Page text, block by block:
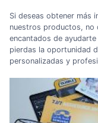
Si deseas obtener más
nuestros productos, no
encantados de
pierdas la oportunidad
personalizadas y